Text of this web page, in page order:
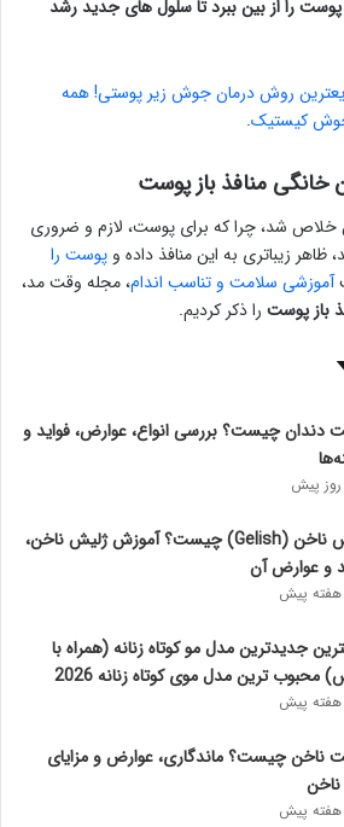
را از بین ببرد تا سلول های جدید رشد
بهترین و سریعترین روش‎ درمان جوش زیر پوستی! همه
جوش کیستیک.
خانگی منافذ باز پوست
خلاص شد، چرا که برای پوست، لازم و ضروری
زیباتری به این منافذ داده و پوست را
آموزشی سلامت و تناسب اندام، مجله وقت مد،
باز پوست را ذکر کردیم.
دندان چیست؟ بررسی انواع، عوارض، فواید و
ژلیش ناخن (Gelish) چیست؟ آموزش ژلیش ناخن،
و عوارض آن
جدیدترین مدل مو کوتاه زنانه (همراه با
محبوب ترین مدل موی کوتاه زنانه 2026
ناخن چیست؟ ماندگاری، عوارض و مزایای
ناخن